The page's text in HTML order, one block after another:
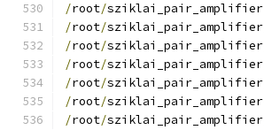
/root/sziklai_pair_amplifier
/root/sziklai_pair_amplifier
/root/sziklai_pair_amplifier
/root/sziklai_pair_amplifier
/root/sziklai_pair_amplifier
/root/sziklai_pair_amplifier
/root/sziklai_pair_amplifier